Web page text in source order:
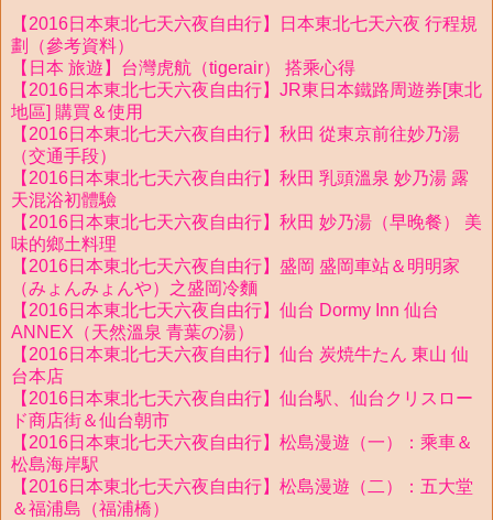
【2016日本東北七天六夜自由行】日本東北七天六夜 行程規
劃（參考資料）
【日本 旅遊】台灣虎航（tigerair） 搭乘心得
【2016日本東北七天六夜自由行】JR東日本鐵路周遊券[東北
地區] 購買＆使用
【2016日本東北七天六夜自由行】秋田 從東京前往妙乃湯
（交通手段）
【2016日本東北七天六夜自由行】秋田 乳頭溫泉 妙乃湯 露
天混浴初體驗
【2016日本東北七天六夜自由行】秋田 妙乃湯（早晚餐） 美
味的鄉土料理
【2016日本東北七天六夜自由行】盛岡 盛岡車站＆明明家
（みょんみょんや）之盛岡冷麵
【2016日本東北七天六夜自由行】仙台 Dormy Inn 仙台
ANNEX（天然溫泉 青葉の湯）
【2016日本東北七天六夜自由行】仙台 炭焼牛たん 東山 仙
台本店
【2016日本東北七天六夜自由行】仙台駅、仙台クリスロー
ド商店街＆仙台朝市
【2016日本東北七天六夜自由行】松島漫遊（一）：乘車＆
松島海岸駅
【2016日本東北七天六夜自由行】松島漫遊（二）：五大堂
＆福浦島（福浦橋）